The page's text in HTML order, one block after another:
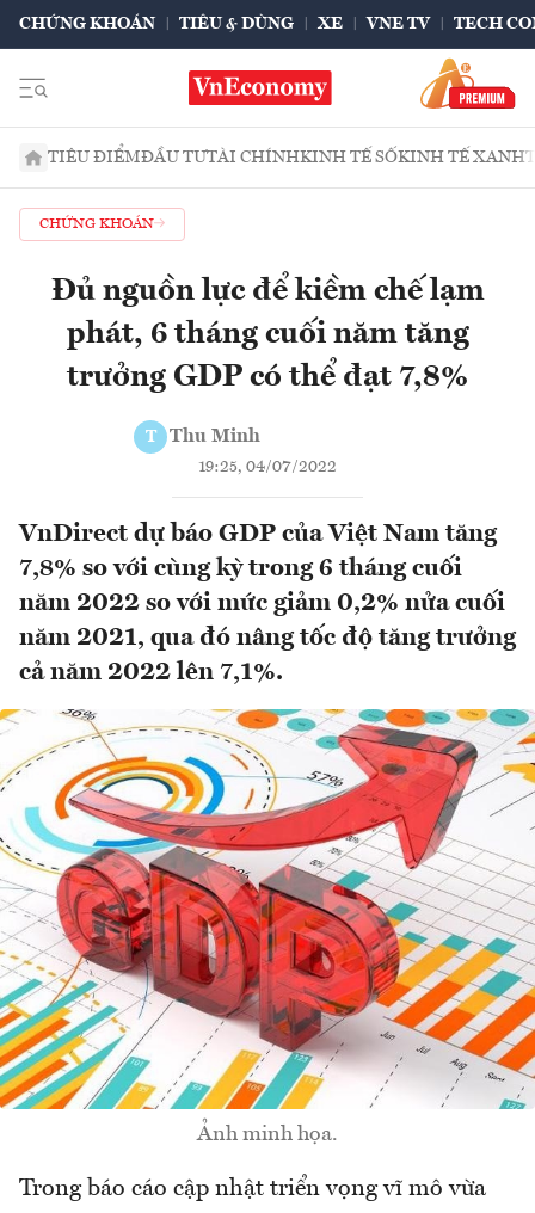
CHỨNG KHOÁN TIÊU & DÙNG XE VNE TV TECH
TIÊU ĐIỂMĐẦU TƯTÀI CHÍNHKINH TẾ SỐKINH TẾ XANH
CHỨNG KHOÁN
Đủ nguồn lực để kiềm chế lạm
phát, 6 tháng cuối năm tăng
trưởng GDP có thể đạt 7,8%
T Thu Minh
19:25, 04/07/2022
VnDirect dự báo GDP của Việt Nam tăng
7,8% so với cùng kỳ trong 6 tháng cuối
năm 2022 so với mức giảm 0,2% nửa cuối
năm 2021, qua đó nâng tốc độ tăng trưởng
cả năm 2022 lên 7,1%.
Ảnh minh họa.
Trong báo cáo cập nhật triển vọng vĩ mô vừa